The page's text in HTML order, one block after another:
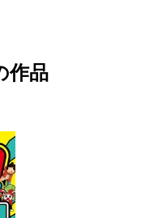
作品